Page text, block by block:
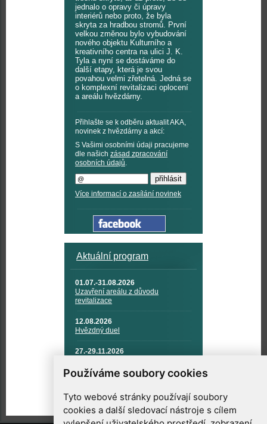
Používáme soubory cookies
Tyto webové stránky používají soubory
cookies a další sledovací nástroje s cílem
jednalo o opravy či úpravy
interiérů nebo proto, že byla
skryta za hradbou stromů. První
velkou změnou bylo vybudování
nového objektu Kulturního a
kreativního centra na ulici J. K.
Tyla a nyní se dostáváme do
další etapy, která je svou
povahou velmi zřetelná. Jedná se
o komplexní revitalizaci oplocení
a areálu hvězdárny.
Přihlašte se k odběru aktualit AKA,
novinek z hvězdárny a akcí:
S Vašimi osobními údaji pracujeme
dle našich zásad zpracování
osobních údajů.
Více informací o zasílání novinek
Aktuální program
01.07.-31.08.2026
Uzavření areálu z důvodu
revitalizace
12.08.2026
Hvězdný duel
27.-29.11.2026
TECHNIKA A KOSMICKÉ
TECHNOLOGIE